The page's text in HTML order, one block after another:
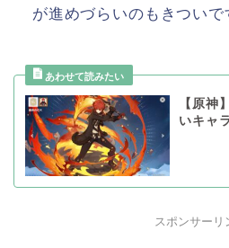
が進めづらいのもきついで
【原神
いキャ
スポンサーリ